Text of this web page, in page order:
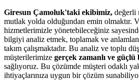
Giresun Çamoluk'taki ekibimiz, değerli
mutlak yolda olduğundan emin olmaktır.
hizmetlerimizle yönetebileceğiniz
bilgiyi analiz etmek, toplamak ve
takım çalışmaktadır. Bu analiz ve toplu
müşterilerimize gerçek zamanlı ve
sağlıyoruz. Bu çözümde müşteri odaklı
ihtiyaçlarınıza uygun bir çözüm